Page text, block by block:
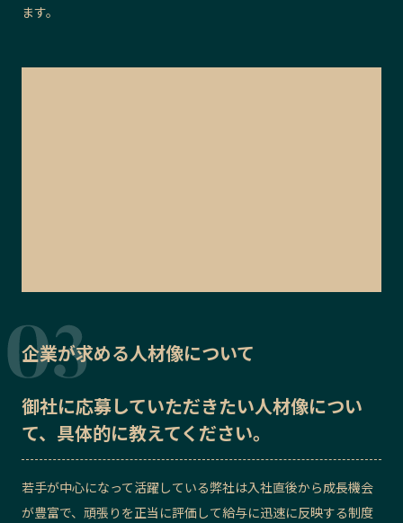
ます。
企業が求める人材像について
御社に応募していただきたい人材像につい
て、具体的に教えてください。
若手が中心になって活躍している弊社は入社直後から成長機会
が豊富で、頑張りを正当に評価して給与に迅速に反映する制度